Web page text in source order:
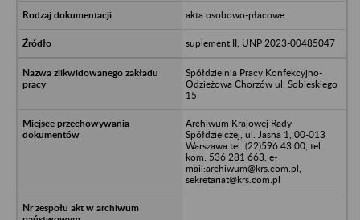
akta osobowo-płacowe
suplement II, UNP 2023-00485047
Spółdzielnia Pracy Konfekcyjno-
Odzieżowa Chorzów ul. Sobieskiego
15
Archiwum Krajowej Rady
Spółdzielczej, ul. Jasna 1, 00-013
Warszawa tel. (22)596 43 00, tel.
kom. 536 281 663, e-
mail:archiwum@krs.com.pl,
sekretariat@krs.com.pl